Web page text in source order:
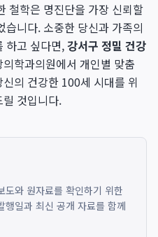
철학은 명진단을 가장 신뢰할
습니다. 소중한 당신과 가족의
하고 싶다면,강서구 정밀 건강
학과의원에서 개인별 맞춤
의 건강한 100세 시대를 위
것입니다.
도와 원자료를 확인하기 위한
행일과 최신 공개 자료를 함께